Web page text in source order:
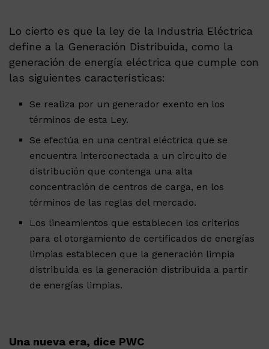
Lo cierto es que la ley de la Industria Eléctrica
define a la Generación Distribuida, como la
generación de energía eléctrica que cumple con
las siguientes características:
Se realiza por un generador exento en los
términos de esta Ley.
Se efectúa en una central eléctrica que se
encuentra interconectada a un circuito de
distribución que contenga una alta
concentración de centros de carga, en los
términos de las reglas del mercado.
Los lineamientos que establecen los criterios
para el otorgamiento de certificados de energías
limpias establecen que la generación limpia
distribuida es la generación distribuida a partir
de energías limpias.
Una nueva era, dice PWC